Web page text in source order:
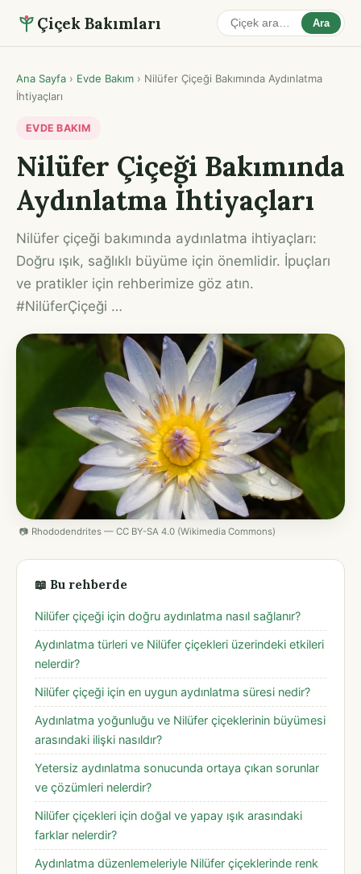
Çiçek Bakımları Ara
Ana Sayfa › Evde Bakım › Nilüfer Çiçeği Bakımında Aydınlatma
İhtiyaçları
EVDE BAKIM
Nilüfer Çiçeği Bakımında
Aydınlatma İhtiyaçları
Nilüfer çiçeği bakımında aydınlatma ihtiyaçları:
Doğru ışık, sağlıklı büyüme için önemlidir. İpuçları
ve pratikler için rehberimize göz atın.
#NilüferÇiçeği …
📷 Rhododendrites — CC BY-SA 4.0 (Wikimedia Commons)
📖 Bu rehberde
Nilüfer çiçeği için doğru aydınlatma nasıl sağlanır?
Aydınlatma türleri ve Nilüfer çiçekleri üzerindeki etkileri
nelerdir?
Nilüfer çiçeği için en uygun aydınlatma süresi nedir?
Aydınlatma yoğunluğu ve Nilüfer çiçeklerinin büyümesi
arasındaki ilişki nasıldır?
Yetersiz aydınlatma sonucunda ortaya çıkan sorunlar
ve çözümleri nelerdir?
Nilüfer çiçekleri için doğal ve yapay ışık arasındaki
farklar nelerdir?
Aydınlatma düzenlemeleriyle Nilüfer çiçeklerinde renk